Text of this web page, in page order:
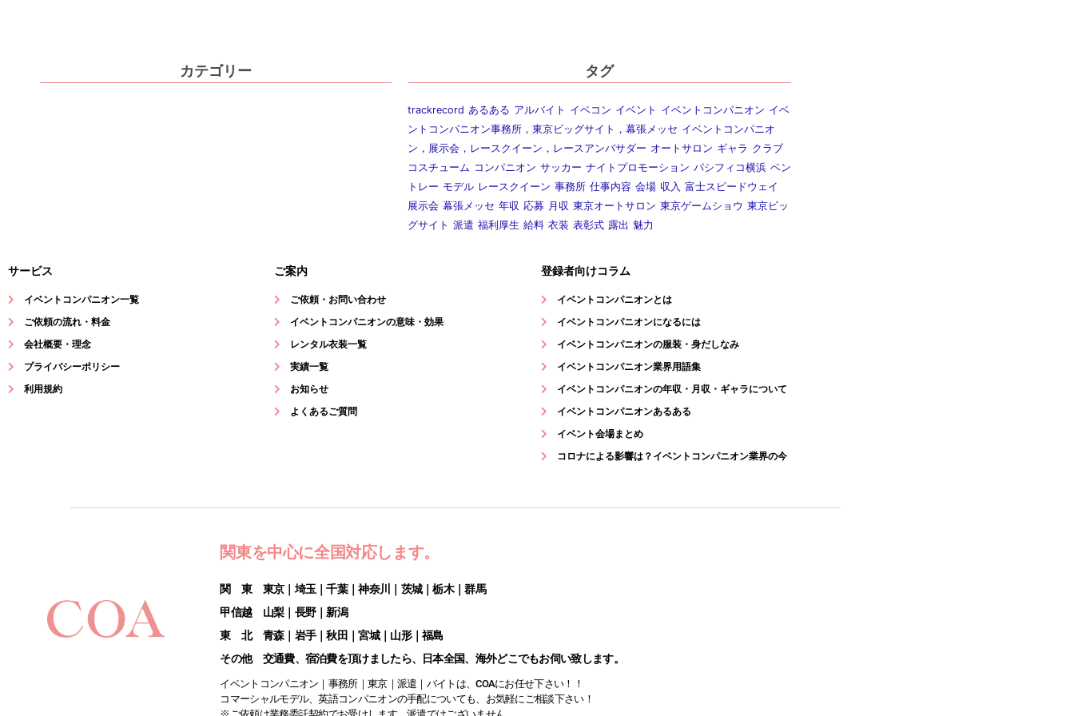
カテゴリー タグ
trackrecord あるある アルバイト イベコン イベント イベントコンパニオン イベ
ントコンパニオン事務所，東京ビッグサイト，幕張メッセ イベントコンパニオ
ン，展示会，レースクイーン，レースアンバサダー オートサロン ギャラ クラブ
コスチューム コンパニオン サッカー ナイトプロモーション パシフィコ横浜 ベン
トレー モデル レースクイーン 事務所 仕事内容 会場 収入 富士スピードウェイ
展示会 幕張メッセ 年収 応募 月収 東京オートサロン 東京ゲームショウ 東京ビッ
グサイト 派遣 福利厚生 給料 衣装 表彰式 露出 魅力
サービス
イベントコンパニオン一覧
ご依頼の流れ・料金
会社概要・理念
プライバシーポリシー
利用規約
ご案内
ご依頼・お問い合わせ
イベントコンパニオンの意味・効果
レンタル衣装一覧
実績一覧
お知らせ
よくあるご質問
登録者向けコラム
イベントコンパニオンとは
イベントコンパニオンになるには
イベントコンパニオンの服装・身だしなみ
イベントコンパニオン業界用語集
イベントコンパニオンの年収・月収・ギャラについて
イベントコンパニオンあるある
イベント会場まとめ
コロナによる影響は？イベントコンパニオン業界の今
関東を中心に全国対応します。
関 東 東京｜埼玉｜千葉｜神奈川｜茨城｜栃木｜群馬
甲信越 山梨｜長野｜新潟
東 北 青森｜岩手｜秋田｜宮城｜山形｜福島
その他 交通費、宿泊費を頂けましたら、日本全国、海外どこでもお伺い致します。
イベントコンパニオン｜事務所｜東京｜派遣｜バイトは、COAにお任せ下さい！！
コマーシャルモデル、英語コンパニオンの手配についても、お気軽にご相談下さい！